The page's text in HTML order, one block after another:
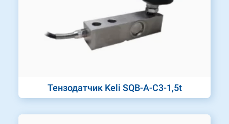
Тензодатчик Keli SQB-A-C3-1,5t